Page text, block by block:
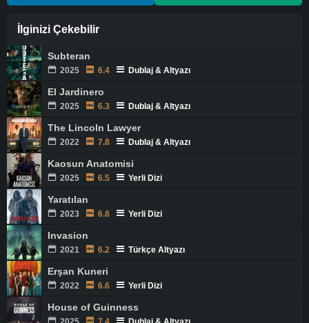
İlginizi Çekebilir
Subteran
2025 6.4 Dublaj & Altyazı
El Jardinero
2025 6.3 Dublaj & Altyazı
The Lincoln Lawyer
2022 7.8 Dublaj & Altyazı
Kaosun Anatomisi
2025 6.5 Yerli Dizi
Yaratılan
2023 6.8 Yerli Dizi
Invasion
2021 6.2 Türkçe Altyazı
Erşan Kuneri
2022 6.6 Yerli Dizi
House of Guinness